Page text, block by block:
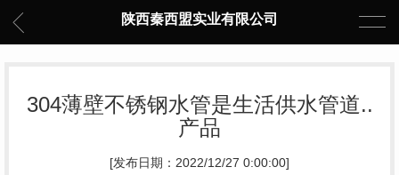
陕西秦西盟实业有限公司
304薄壁不锈钢水管是生活供水管道..
产品
[发布日期：2022/12/27 0:00:00]